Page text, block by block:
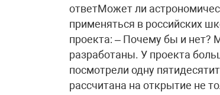
ответМожет ли
применяться в российских
проекта: – Почему бы и нет?
разработаны. У проекта
посмотрели одну
рассчитана на открытие не